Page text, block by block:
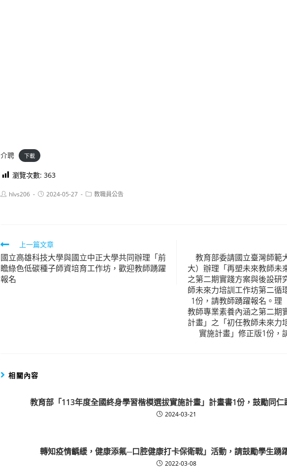
介聘 下載
瀏覽次數: 363
Posthlvs206
Post2024-05-27
Post教職員公告
Read
more
articles
上一篇文章
國立高雄科技大學與國立中正大學共同辦理「前
瞻綠色低碳種子師資培育工作坊，歡迎教師踴躍
報名
教育部委請國立臺灣師範
大）辦理「再塑未來教師未
之第二期實踐方案與後設研
師未來力培訓工作坊第二循
1份，請教師踴躍報名。理
教師專業素養內涵之第二期
計畫」之「初任教師未來力
實施計畫」修正版1份，
相關內容
教育部「113年度全國終身學習楷模選拔實施計畫」計畫書1份，鼓勵同仁
2024-03-21
轉知疫情齲緩，健康添氟─口腔健康打卡保衛戰」活動，請鼓勵學生踴
2022-03-08